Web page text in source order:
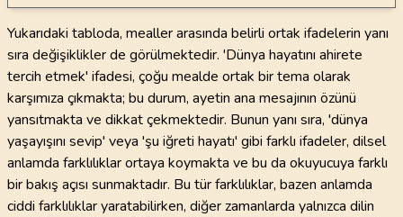
Yukarıdaki tabloda, mealler arasında belirli ortak ifadelerin yanı
sıra değişiklikler de görülmektedir. 'Dünya hayatını ahirete
tercih etmek' ifadesi, çoğu mealde ortak bir tema olarak
karşımıza çıkmakta; bu durum, ayetin ana mesajının özünü
yansıtmakta ve dikkat çekmektedir. Bunun yanı sıra, 'dünya
yaşayışını sevip' veya 'şu iğreti hayatı' gibi farklı ifadeler, dilsel
anlamda farklılıklar ortaya koymakta ve bu da okuyucuya farklı
bir bakış açısı sunmaktadır. Bu tür farklılıklar, bazen anlamda
ciddi farklılıklar yaratabilirken, diğer zamanlarda yalnızca dilin